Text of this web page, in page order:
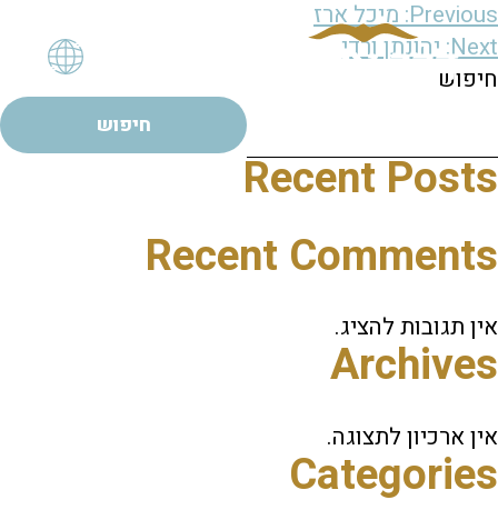
ניווט
Previous: מיכל ארז
Next: יהונתן ורדי
חיפוש
חיפוש
Recent Posts
Recent Comments
אין תגובות להציג.
Archives
אין ארכיון לתצוגה.
Categories